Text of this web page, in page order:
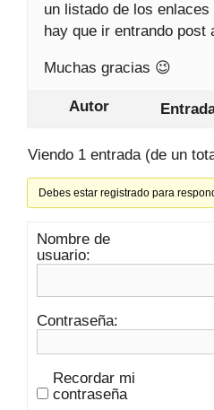
un listado de los
hay que ir entrando post
Muchas gracias 😉
Autor
Viendo 1 entrada (de un
Debes estar registrado para
Nombre de
usuario:
Contraseña:
Recordar mi
contraseña